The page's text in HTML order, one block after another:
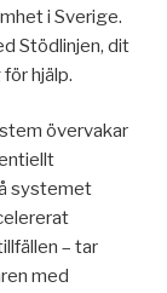
i Sverige.
Stödlinjen, dit
hjälp.
övervakar
systemet
– tar
med